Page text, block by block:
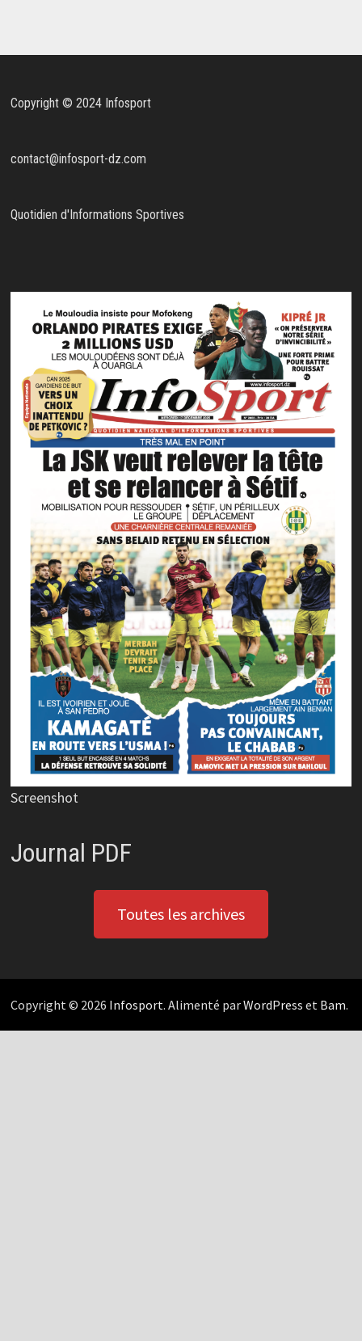
Copyright © 2024 Infosport
contact@infosport-dz.com
Quotidien d'Informations Sportives
Screenshot
Journal PDF
Toutes les archives
Copyright © 2026 Infosport. Alimenté parWordPress et Bam.